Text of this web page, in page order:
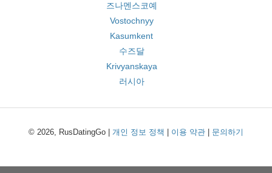
즈나멘스코예
Vostochnyy
Kasumkent
수즈달
Krivyanskaya
러시아
© 2026, RusDatingGo | 개인 정보 정책 이용 약관 문의하기